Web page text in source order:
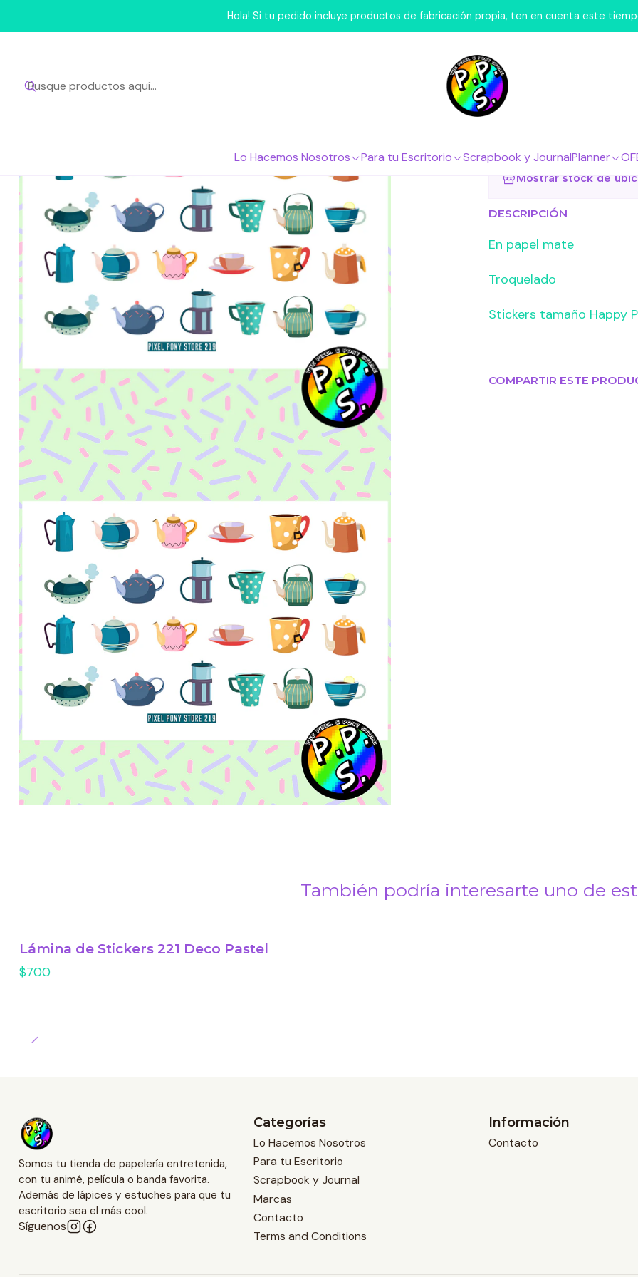
Lo Hacemos Nosotros Para tu Escritorio Scrapbook y JournalPlanner
Hola! Si tu pedido incluye productos de fabricación propia, ten en cuenta este
Inicio Lo Hacemos Nosotros Láminas de Stickers Comida Lámina de
|
Lámina de
Mostrar stock de
DESCRIPCIÓN
En papel mate
Troquelado
Stickers tamaño Happy
COMPARTIR ESTE
También podría interesarte uno de
Lámina de Stickers 221 Deco Pastel
$700
Somos tu tienda de papelería entretenida,
con tu animé, película o banda favorita.
Además de lápices y estuches para que tu
escritorio sea el más cool.
Síguenos
Categorías
Lo Hacemos Nosotros
Para tu Escritorio
Scrapbook y Journal
Marcas
Contacto
Terms and Conditions
Información
Contacto